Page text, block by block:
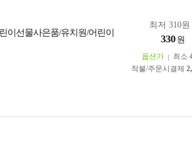
이선물사은품/유치원/어린이
최저 310원
330 원
옵션가 최소
착불/주문시결제